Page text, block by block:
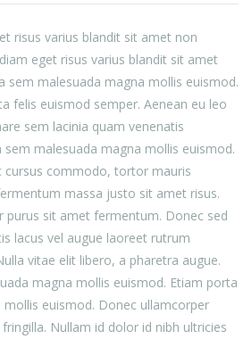
risus varius blandit sit amet non
eget risus varius blandit sit amet
sem malesuada magna mollis euismod.
felis euismod semper. Aenean eu leo
sem lacinia quam venenatis
malesuada magna mollis euismod.
cursus commodo, tortor mauris
massa justo sit amet risus.
purus sit amet fermentum. Donec sed
lacus vel augue laoreet rutrum
vitae elit libero, a pharetra augue.
magna mollis euismod. Etiam porta
euismod. Donec ullamcorper
Nullam id dolor id nibh ultricies